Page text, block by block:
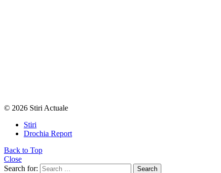
© 2026 Stiri Actuale
Stiri
Drochia Report
Back to Top
Close
Search for:
Search